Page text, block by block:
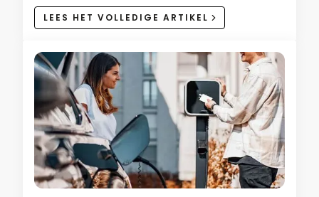
LEES HET VOLLEDIGE ARTIKEL